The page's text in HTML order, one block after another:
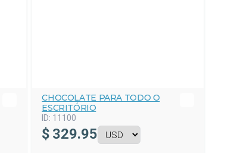
CHOCOLATE PARA TODO O
ESCRITÓRIO
ID: 11100
$ 329.95